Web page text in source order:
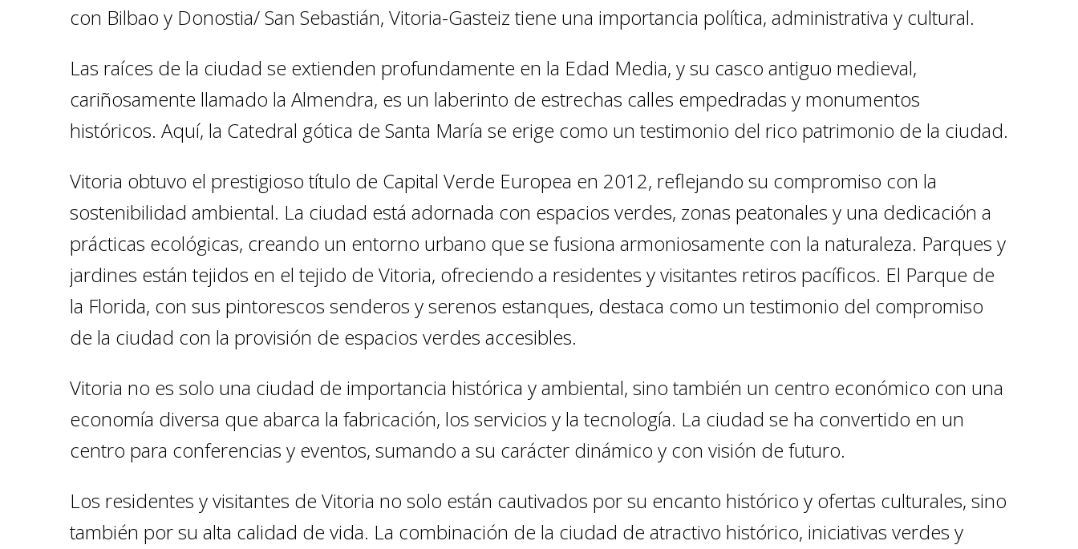
con Bilbao y Donostia/ San Sebastián, Vitoria-Gasteiz tiene una importancia política, administrativa y cultural.
Las raíces de la ciudad se extienden profundamente en la Edad Media, y su casco antiguo medieval,
cariñosamente llamado la Almendra, es un laberinto de estrechas calles empedradas y monumentos
históricos. Aquí, la Catedral gótica de Santa María se erige como un testimonio del rico patrimonio de la ciudad.
Vitoria obtuvo el prestigioso título de Capital Verde Europea en 2012, reflejando su compromiso con la
sostenibilidad ambiental. La ciudad está adornada con espacios verdes, zonas peatonales y una dedicación a
prácticas ecológicas, creando un entorno urbano que se fusiona armoniosamente con la naturaleza. Parques y
jardines están tejidos en el tejido de Vitoria, ofreciendo a residentes y visitantes retiros pacíficos. El Parque de
la Florida, con sus pintorescos senderos y serenos estanques, destaca como un testimonio del compromiso
de la ciudad con la provisión de espacios verdes accesibles.
Vitoria no es solo una ciudad de importancia histórica y ambiental, sino también un centro económico con una
economía diversa que abarca la fabricación, los servicios y la tecnología. La ciudad se ha convertido en un
centro para conferencias y eventos, sumando a su carácter dinámico y con visión de futuro.
Los residentes y visitantes de Vitoria no solo están cautivados por su encanto histórico y ofertas culturales, sino
también por su alta calidad de vida. La combinación de la ciudad de atractivo histórico, iniciativas verdes y